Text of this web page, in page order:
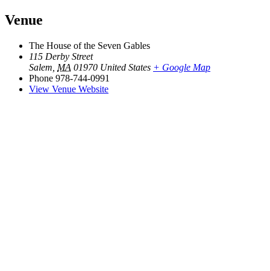
Venue
The House of the Seven Gables
115 Derby Street
Salem MA 01970 United States + Google Map
Phone 978-744-0991
View Venue Website